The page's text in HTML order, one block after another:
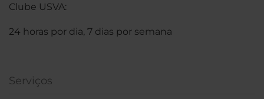
Clube USVA:
24 horas por dia, 7 dias por semana
Serviços